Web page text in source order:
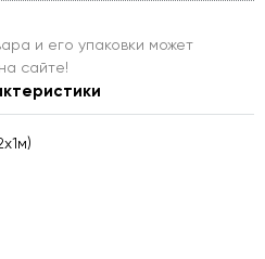
и его упаковки может
сайте!